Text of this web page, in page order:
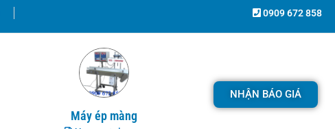
0909 672 858
Máy ép màng
NHẬN BÁO GIÁ